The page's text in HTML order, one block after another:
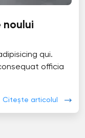
noului
qui.
officia
Citește articolul